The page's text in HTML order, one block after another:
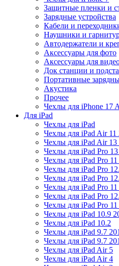
Защитные пленки и
Зарядные устройства
Кабели и
Наушники и
Автодержатели и
Аксессуары для фото
Аксессуары для
Док станции и
Портативные
Акустика
Прочее
Чехлы для iPhone 17
Для iPad
Чехлы для iPad
Чехлы для iPad Air 11
Чехлы для iPad Air 13
Чехлы для iPad Pro
Чехлы для iPad Pro
Чехлы для iPad Pro
Чехлы для iPad Pro
Чехлы для iPad Pro 11
Чехлы для iPad Pro
Чехлы для iPad Pro
Чехлы для iPad 10.9
Чехлы для iPad 10.2
Чехлы для iPad 9.7
Чехлы для iPad 9.7
Чехлы для iPad Air 5
Чехлы для iPad Air 4